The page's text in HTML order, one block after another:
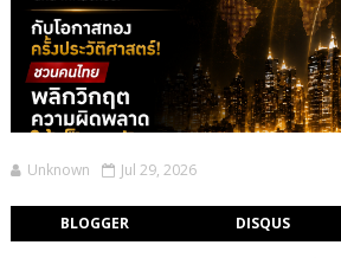
Unknown Jul 29, 2026
BLOGGER DISQUS